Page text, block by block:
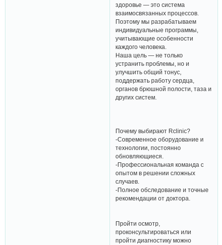
здоровье — это система
взаимосвязанных процессов.
Поэтому мы разрабатываем
индивидуальные программы,
учитывающие особенности
каждого человека.
Наша цель — не только
устранить проблемы, но и
улучшить общий тонус,
поддержать работу сердца,
органов брюшной полости, таза и
других систем.
Почему выбирают Rclinic?
-Современное оборудование и
технологии, постоянно
обновляющиеся.
-Профессиональная команда с
опытом в решении сложных
случаев.
-Полное обследование и точные
рекомендации от доктора.
Пройти осмотр,
проконсультироваться или
пройти диагностику можно